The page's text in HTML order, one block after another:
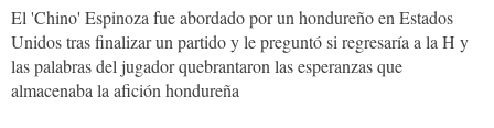
El 'Chino' Espinoza fue abordado por un hondureño en Estados
Unidos tras finalizar un partido y le preguntó si regresaría a la H y
las palabras del jugador quebrantaron las esperanzas que
almacenaba la afición hondureña